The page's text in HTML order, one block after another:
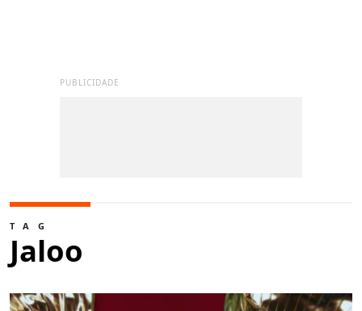
PUBLICIDADE
TAG
Jaloo